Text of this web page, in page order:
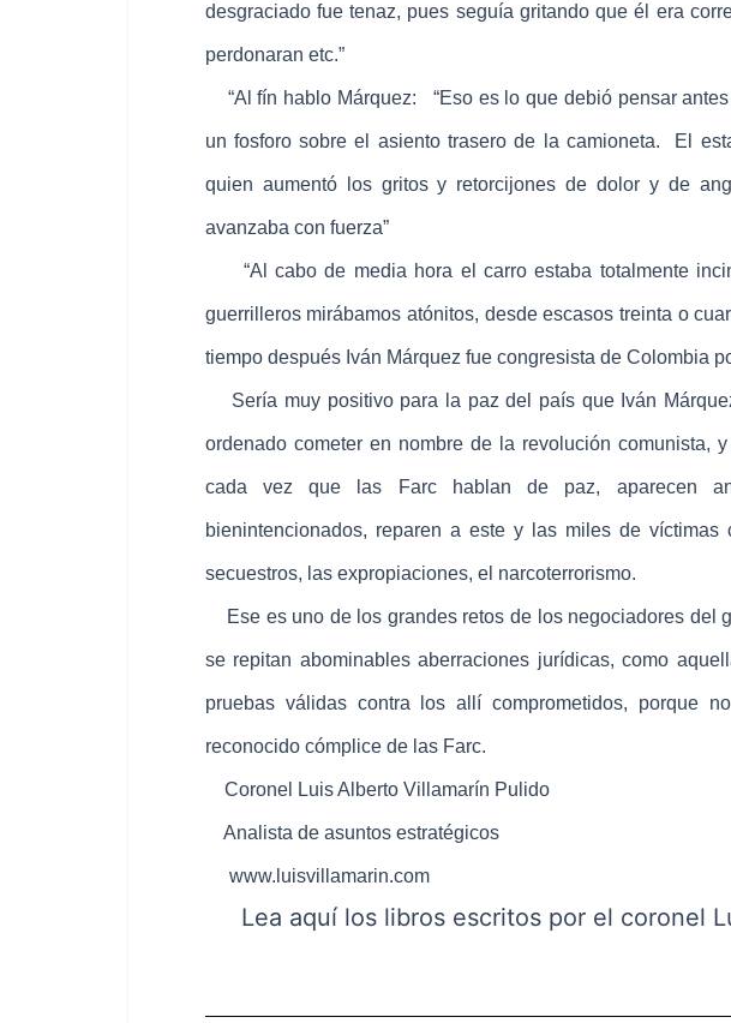
desgraciado fue tenaz, pues seguía gritando que él era
perdonaran etc.”
“Al fín hablo Márquez: “Eso es lo que debió pensar
un fosforo sobre el asiento trasero de la camioneta. El
quien aumentó los gritos y retorcijones de dolor y de
avanzaba con fuerza”
“Al cabo de media hora el carro estaba totalmente
guerrilleros mirábamos atónitos, desde escasos treinta o
tiempo después Iván Márquez fue congresista de Colombia
Sería muy positivo para la paz del país que Iván
ordenado cometer en nombre de la revolución comunista,
cada vez que las Farc hablan de paz, aparecen
bienintencionados, reparen a este y las miles de
secuestros, las expropiaciones, el narcoterrorismo.
Ese es uno de los grandes retos de los negociadores del
se repitan abominables aberraciones jurídicas, como
pruebas válidas contra los allí comprometidos, porque
reconocido cómplice de las Farc.
Coronel Luis Alberto Villamarín Pulido
Analista de asuntos estratégicos
www.luisvillamarin.com
Lea aquílos libros escritos por el coronel